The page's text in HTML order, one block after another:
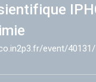
event/40131/